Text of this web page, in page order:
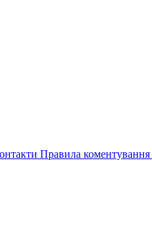
Правила коментування